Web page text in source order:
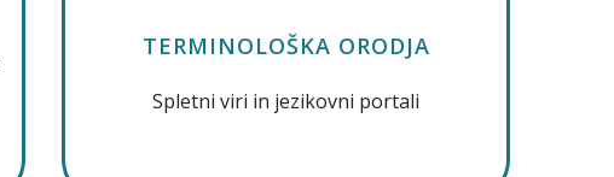
TERMINOLOŠKA ORODJA
Spletni viri in jezikovni portali